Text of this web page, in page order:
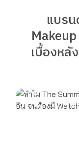
แบร
เบื้องห